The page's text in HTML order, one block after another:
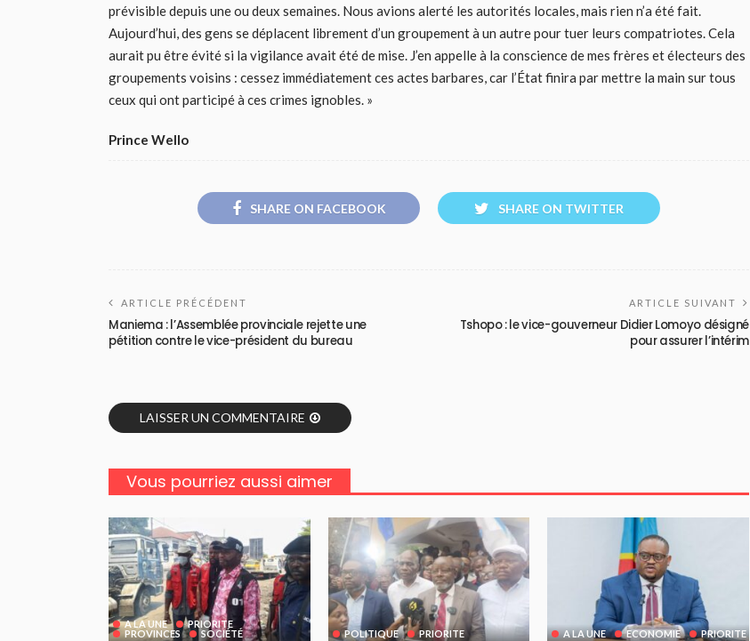
prévisible depuis une ou deux semaines. Nous avions alerté les autorités locales, mais rien n’a été fait.
Aujourd’hui, des gens se déplacent librement d’un groupement à un autre pour tuer leurs compatriotes. Cela
aurait pu être évité si la vigilance avait été de mise. J’en appelle à la conscience de mes frères et électeurs des
groupements voisins : cessez immédiatement ces actes barbares, car l’État finira par mettre la main sur tous
ceux qui ont participé à ces crimes ignobles. »
Prince Wello
SHARE ON FACEBOOK SHARE ON TWITTER
ARTICLE PRÉCÉDENT
Maniema : l’Assemblée provinciale rejette une
pétition contre le vice-président du bureau
ARTICLE SUIVANT
Tshopo : le vice-gouverneur Didier Lomoyo désigné
pour assurer l’intérim
LAISSER UN COMMENTAIRE
Vous pourriez aussi aimer
A LA UNE
PRIORITE
PROVINCES
SOCIÉTÉ POLITIQUE PRIORITE A LA UNE ECONOMIE PRIORITE